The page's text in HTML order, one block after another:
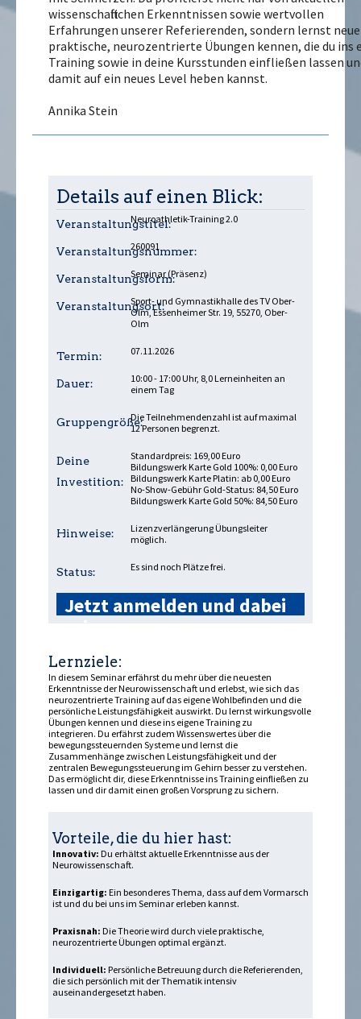
wissenschaftlichen Erkenntnissen sowie wertvollen
Erfahrungen unserer Referierenden, sondern lernst
praktische, neurozentrierte Übungen kennen, die du ins
Training sowie in deine Kursstunden einfließen lassen
damit auf ein neues Level heben kannst.
Annika Stein
Details auf einen Blick:
Veranstaltungstitel:Neuroathletik-Training 2.0
Veranstaltungsnummer:
260091
Veranstaltungsform:
Seminar (Präsenz)
Veranstaltungsort:Sport- und Gymnastikhalle des TV Ober-
Olm, Essenheimer Str. 19, 55270, Ober-
Olm
Termin: 07.11.2026
Dauer:
10:00 - 17:00 Uhr, 8,0 Lerneinheiten an
einem Tag
Gruppengröße:Die Teilnehmendenzahl ist auf maximal
12 Personen begrenzt.
Deine
Investition:
Standardpreis: 169,00 Euro
Bildungswerk Karte Gold 100%: 0,00 Euro
Bildungswerk Karte Platin: ab 0,00 Euro
No-Show-Gebühr Gold-Status: 84,50 Euro
Bildungswerk Karte Gold 50%: 84,50 Euro
Hinweise:
Lizenzverlängerung Übungsleiter
möglich.
Status: Es sind noch Plätze frei.
Jetzt anmelden und dabei
Lernziele:
In diesem Seminar erfährst du mehr über die neuesten
Erkenntnisse der Neurowissenschaft und erlebst, wie sich das
neurozentrierte Training auf das eigene Wohlbefinden und die
persönliche Leistungsfähigkeit auswirkt. Du lernst wirkungsvolle
Übungen kennen und diese ins eigene Training zu
integrieren. Du erfährst zudem Wissenswertes über die
bewegungssteuernden Systeme und lernst die
Zusammenhänge zwischen Leistungsfähigkeit und der
zentralen Bewegungssteuerung im Gehirn besser zu verstehen.
Das ermöglicht dir, diese Erkenntnisse ins Training einfließen zu
lassen und dir damit einen großen Vorsprung zu sichern.
Vorteile, die du hier hast:
Innovativ: Du erhältst aktuelle Erkenntnisse aus der
Neurowissenschaft.
Einzigartig: Ein besonderes Thema, dass auf dem Vormarsch
ist und du bei uns im Seminar erleben kannst.
Praxisnah: Die Theorie wird durch viele praktische,
neurozentrierte Übungen optimal ergänzt.
Individuell: Persönliche Betreuung durch die Referierenden,
die sich persönlich mit der Thematik intensiv
auseinandergesetzt haben.